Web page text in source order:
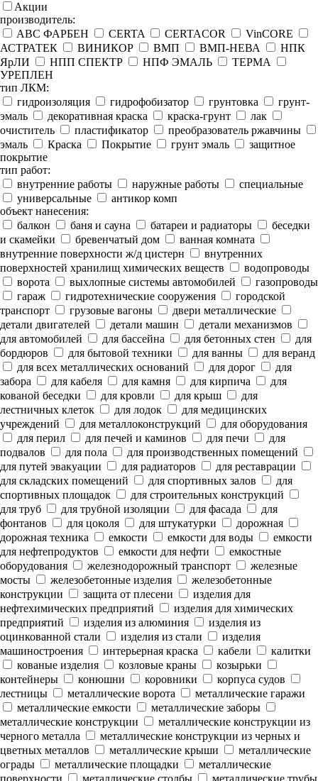
Акции
производитель:
ABC ФАРБЕН
CERTA CERTACOR
VinCORE
АСТРАТЕК
ВИНИКОР ВМП ВМП-НЕВА
НПК
ЯрЛИ
НПП СПЕКТР НПФ ЭМАЛЬ
ТЕРМА
УРЕПЛЕН
тип ЛКМ:
гидроизоляция
гидрофобизатор грунтовка
грунт-
эмаль
декоративная краска краска-грунт
лак
очиститель
пластификатор
преобразователь ржавчины
эмаль
Краска Покрытие грунт эмаль
защитное
покрытие
тип работ:
внутренние работы
наружные работы
специальные
универсальные
антикор комп
объект нанесения:
балкон
баня и сауна батареи и радиаторы
беседки
и скамейки
бревенчатый дом
ванная комната
внутренние поверхности ж/д цистерн
внутренних
поверхностей хранилищ химических веществ
водопроводы
ворота
выхлопные системы автомобилей
газопроводы
гараж
гидротехнические сооружения
городской
транспорт
грузовые вагоны
двери металлические
детали двигателей
детали машин
детали механизмов
для автомобилей
для бассейна для бетонных стен
для
бордюров
для бытовой техники для ванны
для веранд
для всех металлических оснований
для дорог
для
забора
для кабеля для камня для кирпича
для
кованой беседки
для кровли для крыш
для
лестничных клеток
для лодок
для медицинских
учреждений
для металлоконструкций
для оборудования
для перил
для печей и каминов для печи
для
подвалов
для пола
для производственных помещений
для путей эвакуации
для радиаторов
для реставрации
для складских помещений
для спортивных залов
для
спортивных площадок
для строительных конструкций
для труб
для трубной изоляции для фасада
для
фонтанов
для цоколя для штукатурки
дорожная
дорожная техника
емкости емкости для воды
емкости
для нефтепродуктов
емкости для нефти
емкостные
оборудования
железнодорожный транспорт
железные
мосты
железобетонные изделия
железобетонные
конструкции
защита от плесени
изделия для
нефтехимических предприятий
изделия для химических
предприятий
изделия из алюминия
изделия из
оцинкованной стали
изделия из стали
изделия
машиностроения
интерьерная краска кабели
калитки
кованые изделия
козловые краны
козырьки
контейнеры
конюшни коровники
корпуса судов
лестницы
металлические ворота
металлические гаражи
металлические емкости
металлические заборы
металлические конструкции
металлические конструкции из
черного металла
металлические конструкции из черных и
цветных металлов
металлические крыши
металлические
ограды
металлические площадки
металлические
поверхности
металлические столбы металлические трубы